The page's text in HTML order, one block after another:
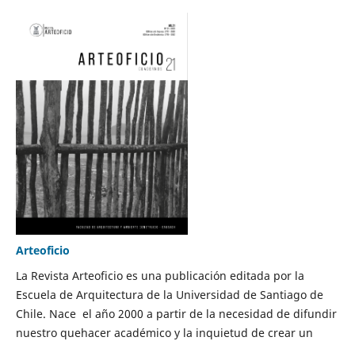
Arteoficio
La Revista Arteoficio es una publicación editada por la
Escuela de Arquitectura de la Universidad de Santiago de
Chile. Nace el año 2000 a partir de la necesidad de difundir
nuestro quehacer académico y la inquietud de crear un